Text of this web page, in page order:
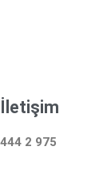
İletişim
444 2 975